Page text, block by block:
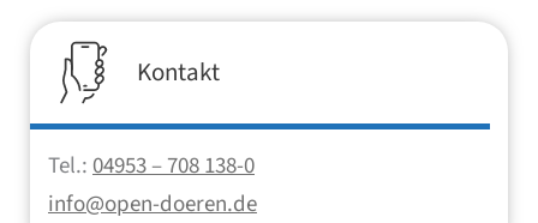
Kontakt
Tel.:04953 – 708 138-0
info@open-doeren.de